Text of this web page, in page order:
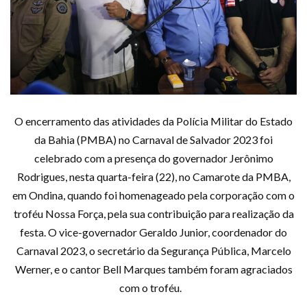
O encerramento das atividades da Polícia Militar do Estado
da Bahia (PMBA) no Carnaval de Salvador 2023 foi
celebrado com a presença do governador Jerônimo
Rodrigues, nesta quarta-feira (22), no Camarote da PMBA,
em Ondina, quando foi homenageado pela corporação com o
troféu Nossa Força, pela sua contribuição para realização da
festa. O vice-governador Geraldo Junior, coordenador do
Carnaval 2023, o secretário da Segurança Pública, Marcelo
Werner, e o cantor Bell Marques também foram agraciados
com o troféu.